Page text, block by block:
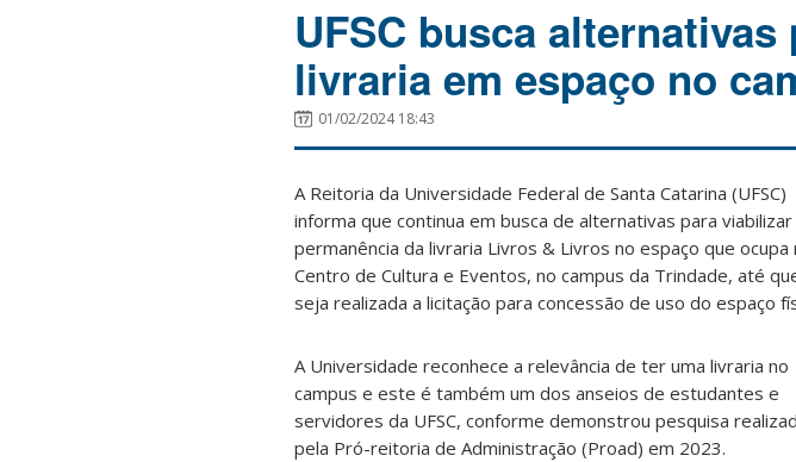
UFSC busca
livraria em espaço no
01/02/2024 18:43
A Reitoria da Universidade Federal de Santa Catarina (UFSC)
informa que continua em busca de alternativas para viabilizar
permanência da livraria Livros & Livros no espaço que ocupa
Centro de Cultura e Eventos, no campus da Trindade, até
seja realizada a licitação para concessão de uso do espaço
A Universidade reconhece a relevância de ter uma livraria no
campus e este é também um dos anseios de estudantes e
servidores da UFSC, conforme demonstrou pesquisa
pela Pró-reitoria de Administração (Proad) em 2023.